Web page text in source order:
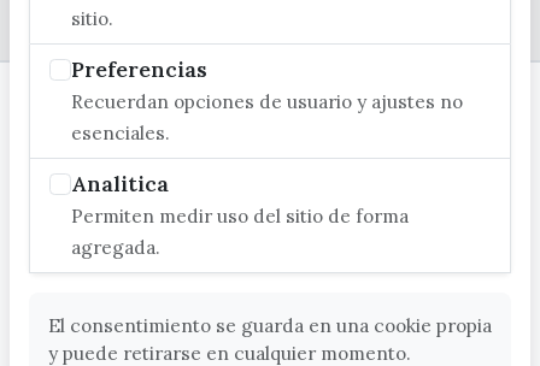
sitio.
Preferencias
Recuerdan opciones de usuario y ajustes no
esenciales.
Analitica
Permiten medir uso del sitio de forma
agregada.
El consentimiento se guarda en una cookie propia
y puede retirarse en cualquier momento.